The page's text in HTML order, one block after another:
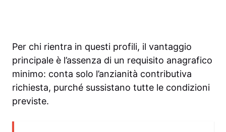
Per chi rientra in questi profili, il vantaggio
principale è l’assenza di un requisito anagrafico
minimo: conta solo l’anzianità contributiva
richiesta, purché sussistano tutte le condizioni
previste.